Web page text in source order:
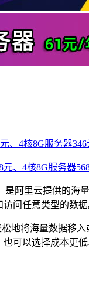
、4核8G服务器346
、4核8G服务器
是阿里云提供的
问任意类型的数
地将海量数据移
可以选择成本更